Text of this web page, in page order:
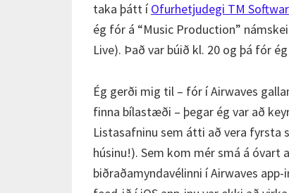
taka þátt íOfurhetjudegi TM
ég fór á “Music Production”
Live). Það var búið kl. 20 og þá fór
Ég gerði mig til – fór í Airwaves
finna bílastæði – þegar ég var að
Listasafninu sem átti að vera fyrsta
húsinu!). Sem kom mér smá á óvart
biðraðamyndavélinni í Airwaves